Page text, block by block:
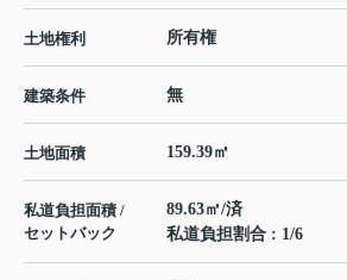
土地権利 所有権
建築条件 無
土地面積 159.39㎡
私道負担面積 /
セットバック
89.63㎡/済
私道負担割合 : 1/6